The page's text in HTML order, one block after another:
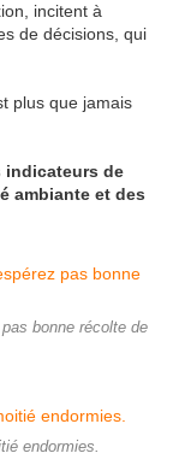
incitent à
de décisions, qui
plus que jamais
indicateurs de
ambiante et des
bonne récolte de
endormies.